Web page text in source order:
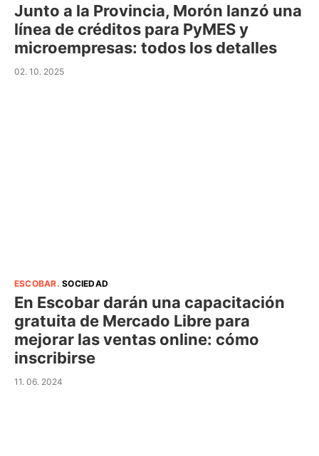
Junto a la Provincia, Morón lanzó una
línea de créditos para PyMES y
microempresas: todos los detalles
02. 10. 2025
ESCOBAR.SOCIEDAD
En Escobar darán una capacitación
gratuita de Mercado Libre para
mejorar las ventas online: cómo
inscribirse
11. 06. 2024